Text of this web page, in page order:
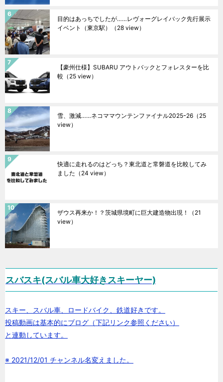
目的はあっちでしたが……レヴォーグレイバック先行展示
イベント（東京駅）
（28 view）
【豪州仕様】SUBARU アウトバックとフォレスターを比
較 （25 view）
雪、激減……ネコママウンテンファイナル2025ｰ26 （25
view）
快適に走れるのはどっち？東北道と常磐道を比較してみ
ました （24 view）
ザウス再来か！？茨城県境町に巨大建造物出現！
（21
view）
スバスキ(スバル車大好きスキーヤー)
スキー、スバル車、ロードバイク、鉄道好きです。
投稿動画は基本的にブログ（下記リンク参照ください）
と連動しています。
※ 2021/12/01 チャンネル名変えました。